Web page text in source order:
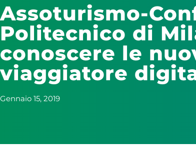
Assoturismo-
Politecnico di
conoscere le
viaggiatore
Gennaio 15, 2019